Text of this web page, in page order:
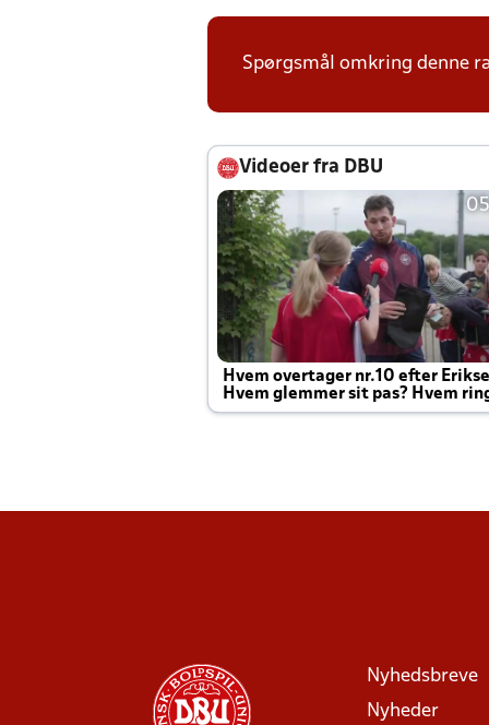
Spørgsmål omkring denne
Videoer fra DBU
Hvem overtager nr.10 efter
Hvem glemmer sit pas? Hvem
Joachim altid til efter kampe?
Nyhedsbreve
Nyheder